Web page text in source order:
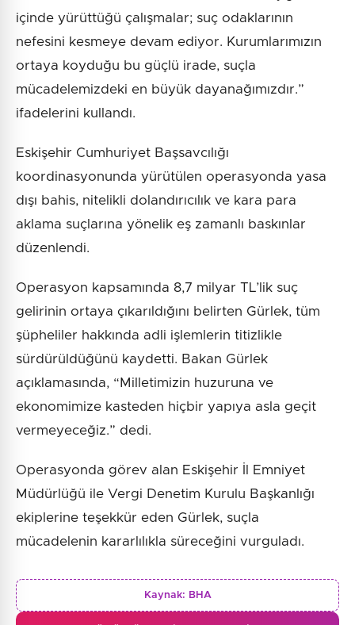
içinde yürüttüğü çalışmalar; suç odaklarının
nefesini kesmeye devam ediyor. Kurumlarımızın
ortaya koyduğu bu güçlü irade, suçla
mücadelemizdeki en büyük dayanağımızdır.”
ifadelerini kullandı.
Eskişehir Cumhuriyet Başsavcılığı
koordinasyonunda yürütülen operasyonda yasa
dışı bahis, nitelikli dolandırıcılık ve kara para
aklama suçlarına yönelik eş zamanlı baskınlar
düzenlendi.
Operasyon kapsamında 8,7 milyar TL’lik suç
gelirinin ortaya çıkarıldığını belirten Gürlek, tüm
şüpheliler hakkında adli işlemlerin titizlikle
sürdürüldüğünü kaydetti. Bakan Gürlek
açıklamasında, “Milletimizin huzuruna ve
ekonomimize kasteden hiçbir yapıya asla geçit
vermeyeceğiz.” dedi.
Operasyonda görev alan Eskişehir İl Emniyet
Müdürlüğü ile Vergi Denetim Kurulu Başkanlığı
ekiplerine teşekkür eden Gürlek, suçla
mücadelenin kararlılıkla süreceğini vurguladı.
Kaynak: BHA